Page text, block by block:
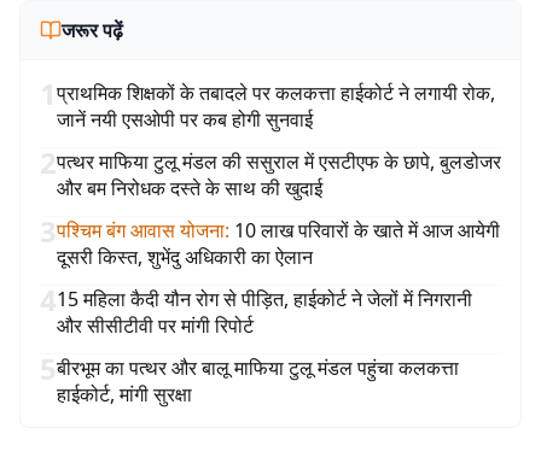
जरूर पढ़ें
1प्राथमिक शिक्षकों के तबादले पर कलकत्ता हाईकोर्ट ने लगायी रोक,
जानें नयी एसओपी पर कब होगी सुनवाई
2पत्थर माफिया टुलू मंडल की ससुराल में एसटीएफ के छापे, बुलडोजर
और बम निरोधक दस्ते के साथ की खुदाई
3पश्चिम बंग आवास योजना: 10 लाख परिवारों के खाते में आज आयेगी
दूसरी किस्त, शुभेंदु अधिकारी का ऐलान
415 महिला कैदी यौन रोग से पीड़ित, हाईकोर्ट ने जेलों में निगरानी
और सीसीटीवी पर मांगी रिपोर्ट
5बीरभूम का पत्थर और बालू माफिया टुलू मंडल पहुंचा कलकत्ता
हाईकोर्ट, मांगी सुरक्षा